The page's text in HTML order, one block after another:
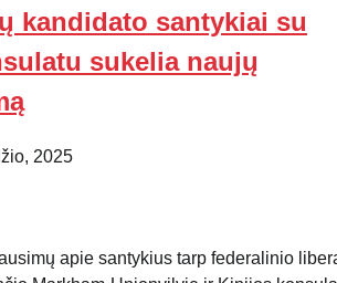
kandidato santykiai su
sukelia naujų
2025
apie santykius tarp federalinio